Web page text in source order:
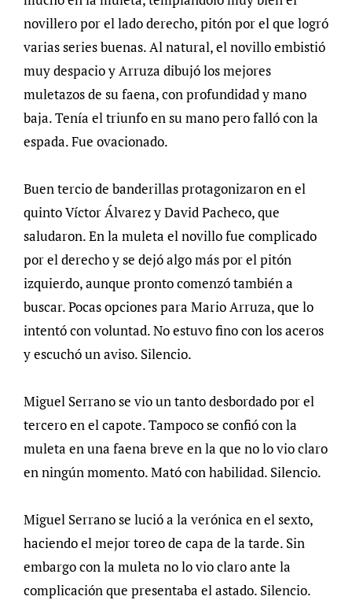
novillero por el lado derecho, pitón por el que logró
varias series buenas. Al natural, el novillo embistió
muy despacio y Arruza dibujó los mejores
muletazos de su faena, con profundidad y mano
baja. Tenía el triunfo en su mano pero falló con la
espada. Fue ovacionado.
Buen tercio de banderillas protagonizaron en el
quinto Víctor Álvarez y David Pacheco, que
saludaron. En la muleta el novillo fue complicado
por el derecho y se dejó algo más por el pitón
izquierdo, aunque pronto comenzó también a
buscar. Pocas opciones para Mario Arruza, que lo
intentó con voluntad. No estuvo fino con los aceros
y escuchó un aviso. Silencio.
Miguel Serrano se vio un tanto desbordado por el
tercero en el capote. Tampoco se confió con la
muleta en una faena breve en la que no lo vio claro
en ningún momento. Mató con habilidad. Silencio.
Miguel Serrano se lució a la verónica en el sexto,
haciendo el mejor toreo de capa de la tarde. Sin
embargo con la muleta no lo vio claro ante la
complicación que presentaba el astado. Silencio.